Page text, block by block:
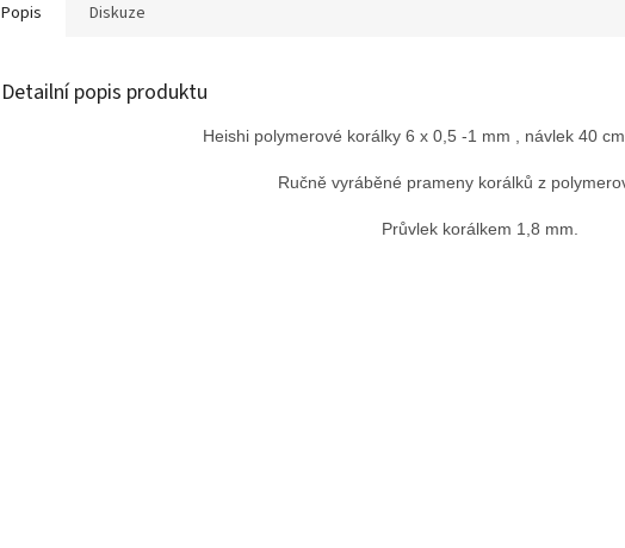
Popis Diskuze
Detailní popis produktu
Heishi polymerové korálky 6 x 0,5 -1 mm , návlek 40
Ručně vyráběné prameny korálků z
Průvlek korálkem 1,8 mm.